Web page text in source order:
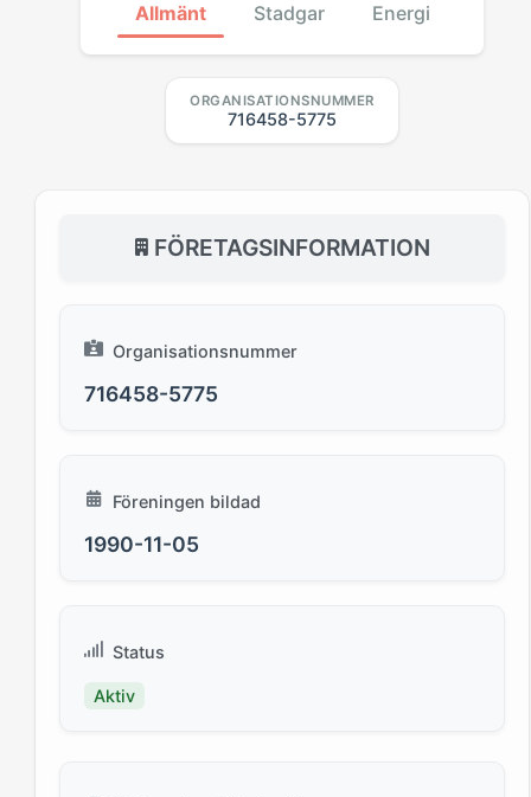
Allmänt Stadgar Energi
ORGANISATIONSNUMMER
716458-5775
FÖRETAGSINFORMATION
Organisationsnummer
716458-5775
Föreningen bildad
1990-11-05
Status
Aktiv